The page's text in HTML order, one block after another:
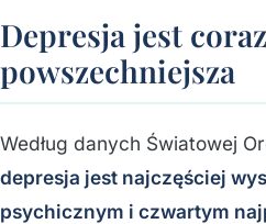
Depresja jest coraz
powszechniejsza
Według danych Światowej
depresja jest najczęściej
psychicznym i czwartym